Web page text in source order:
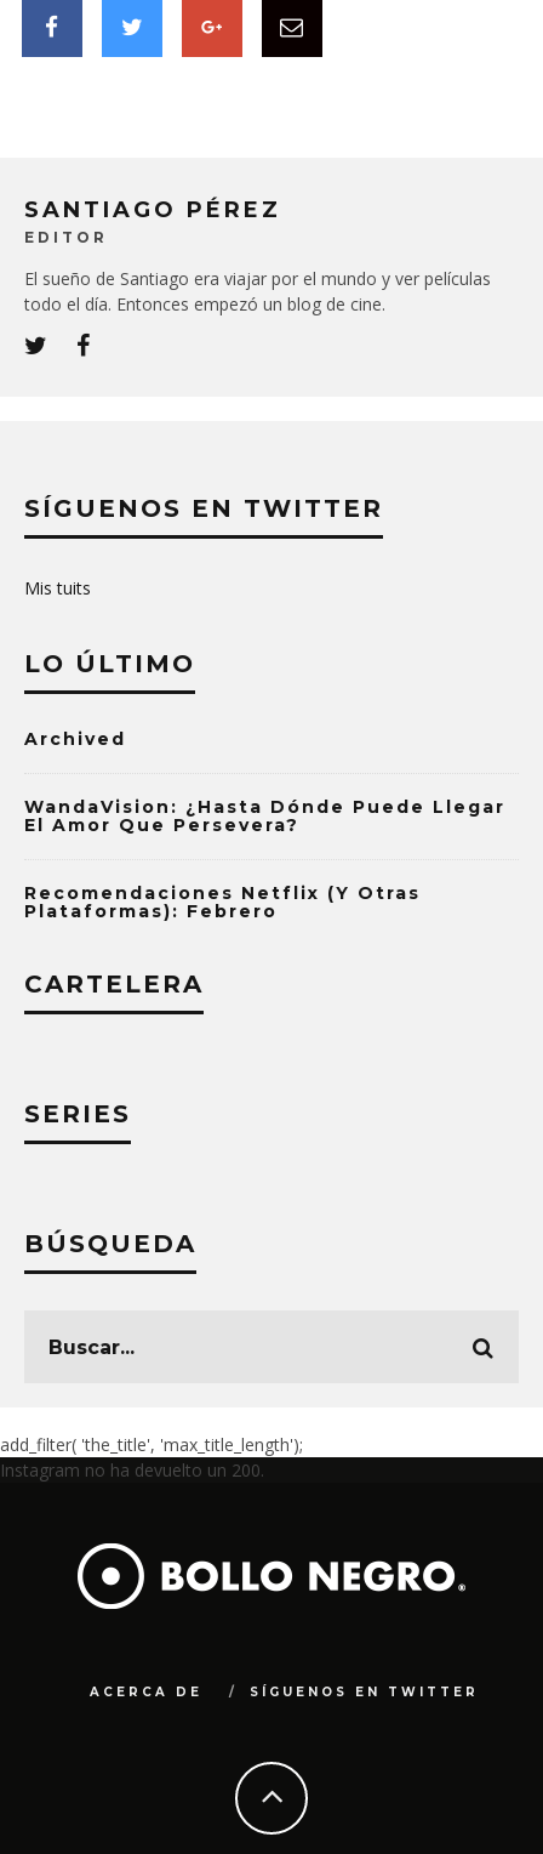
SANTIAGO PÉREZ
EDITOR
El sueño de Santiago era viajar por el mundo y ver películas
todo el día. Entonces empezó un blog de cine.
SÍGUENOS EN TWITTER
Mis tuits
LO ÚLTIMO
Archived
WandaVision: ¿Hasta Dónde Puede Llegar
El Amor Que Persevera?
Recomendaciones Netflix (y Otras
Plataformas): Febrero
CARTELERA
SERIES
BÚSQUEDA
add_filter( 'the_title', 'max_title_length');
Instagram no ha devuelto un 200.
ACERCA DE SÍGUENOS EN TWITTER